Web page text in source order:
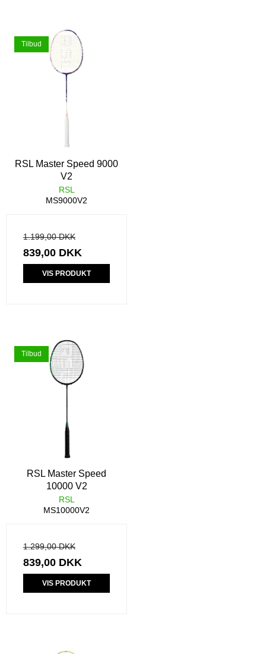
Tilbud
RSL Master Speed 9000
V2
RSL
MS9000V2
1.199,00 DKK
839,00 DKK
VIS PRODUKT
Tilbud
RSL Master Speed
10000 V2
RSL
MS10000V2
1.299,00 DKK
839,00 DKK
VIS PRODUKT